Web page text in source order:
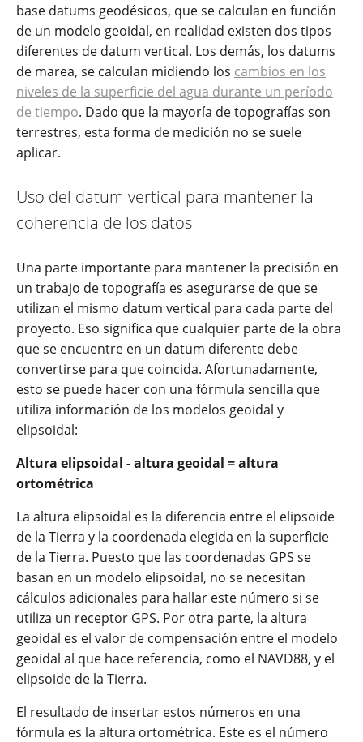
base datums geodésicos, que se calculan en función
de un modelo geoidal, en realidad existen dos tipos
diferentes de datum vertical. Los demás, los datums
de marea, se calculan midiendo los cambios en los
niveles de la superficie del agua durante un período
de tiempo. Dado que la mayoría de topografías son
terrestres, esta forma de medición no se suele
aplicar.
Uso del datum vertical para mantener la
coherencia de los datos
Una parte importante para mantener la precisión en
un trabajo de topografía es asegurarse de que se
utilizan el mismo datum vertical para cada parte del
proyecto. Eso significa que cualquier parte de la obra
que se encuentre en un datum diferente debe
convertirse para que coincida. Afortunadamente,
esto se puede hacer con una fórmula sencilla que
utiliza información de los modelos geoidal y
elipsoidal:
Altura elipsoidal - altura geoidal = altura
ortométrica
La altura elipsoidal es la diferencia entre el elipsoide
de la Tierra y la coordenada elegida en la superficie
de la Tierra. Puesto que las coordenadas GPS se
basan en un modelo elipsoidal, no se necesitan
cálculos adicionales para hallar este número si se
utiliza un receptor GPS. Por otra parte, la altura
geoidal es el valor de compensación entre el modelo
geoidal al que hace referencia, como el NAVD88, y el
elipsoide de la Tierra.
El resultado de insertar estos números en una
fórmula es la altura ortométrica. Este es el número